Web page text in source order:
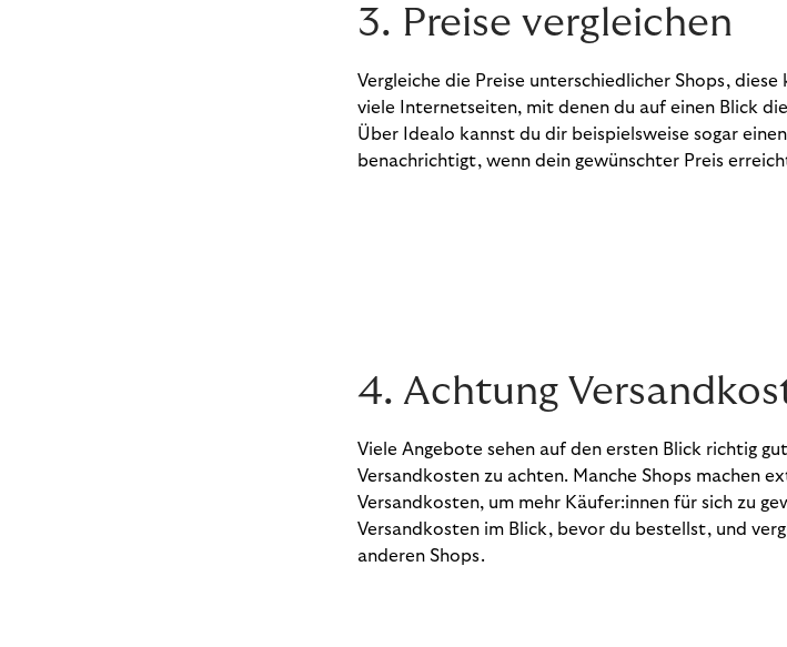
3. Preise vergleichen
Vergleiche die Preise unterschiedlicher Shops,
viele Internetseiten, mit denen du auf einen Blick
Über Idealo kannst du dir beispielsweise sogar
benachrichtigt, wenn dein gewünschter Preis
4. Achtung
Viele Angebote sehen auf den ersten Blick richtig
Versandkosten zu achten. Manche Shops machen
Versandkosten, um mehr Käufer:innen für sich zu
Versandkosten im Blick, bevor du bestellst, und
anderen Shops.